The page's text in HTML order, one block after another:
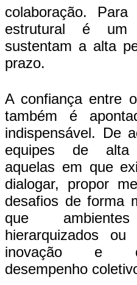
colaboração.
estrutural é
sustentam a alta
prazo.
A confiança entre
também é
indispensável. De
equipes de alta
aquelas em que
dialogar, propor
desafios de forma
que ambientes
hierarquizados
inovação e
desempenho